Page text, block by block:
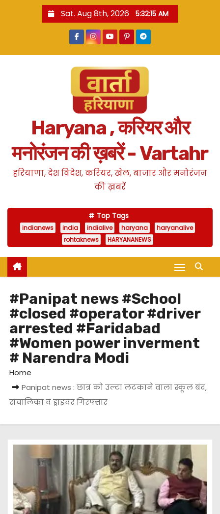
Sat. Aug 8th, 2026 5:32:16 AM
Haryana , करियर और
मनोरंजन की ख़बरें - Vartahr
हरियाणा, देश विदेश, करियर, खेल, बाजार और मनोरंजन
की ख़बरें
Top Tags
indianews india indialive haryana
haryanalive
rohtaknews
HARYANANEWS
#Panipat news #School
#closed #operator #driver
arrested #Faridabad
#Women power inverment
# Narendra Modi
Home
Panipat news : छात्र को उल्टा लटकाने वाला स्कूल बंद,
संचालिका व ड्राइवर गिरफ्तार